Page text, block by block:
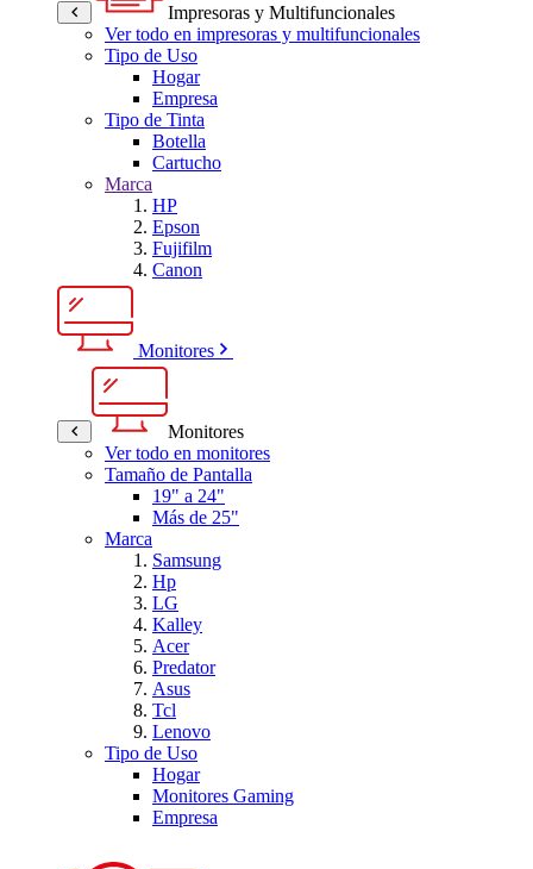
Impresoras y Multifuncionales
Ver todo en impresoras y multifuncionales
Tipo de Uso
Hogar
Empresa
Tipo de Tinta
Botella
Cartucho
Marca
HP
Epson
Fujifilm
Canon
Monitores
Monitores
Ver todo en monitores
Tamaño de Pantalla
19" a 24"
Más de 25"
Marca
Samsung
Hp
LG
Kalley
Acer
Predator
Asus
Tcl
Lenovo
Tipo de Uso
Hogar
Monitores Gaming
Empresa